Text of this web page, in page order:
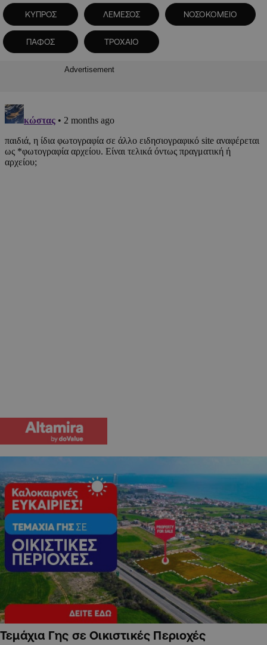
ΚΥΠΡΟΣ ΛΕΜΕΣΟΣ ΝΟΣΟΚΟΜΕΙΟ
ΠΑΦΟΣ ΤΡΟΧΑΙΟ
Advertisement
Τεμάχια Γης σε Οικιστικές Περιοχές